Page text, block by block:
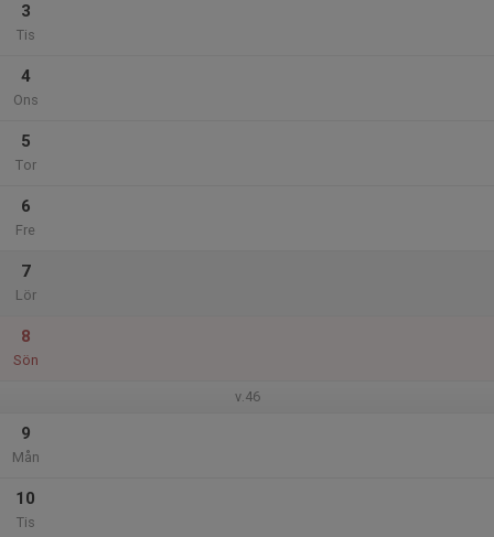
3
Tis
4
Ons
5
Tor
6
Fre
7
Lör
8
Sön
v.46
9
Mån
10
Tis